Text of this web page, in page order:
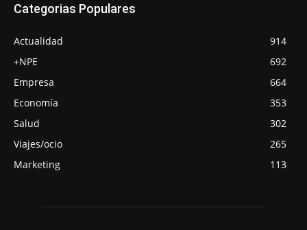
Categorias Populares
Actualidad
914
+NPE
692
Empresa
664
Economía
353
Salud
302
Viajes/ocio
265
Marketing
113